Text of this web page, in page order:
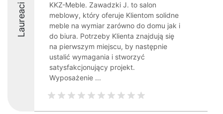
Laureaci
KKZ-Meble. Zawadzki J. to salon
meblowy, który oferuje Klientom solidne
meble na wymiar zarówno do domu jak i
do biura. Potrzeby Klienta znajdują się
na pierwszym miejscu, by następnie
ustalić wymagania i stworzyć
satysfakcjonujący projekt.
Wyposażenie ...